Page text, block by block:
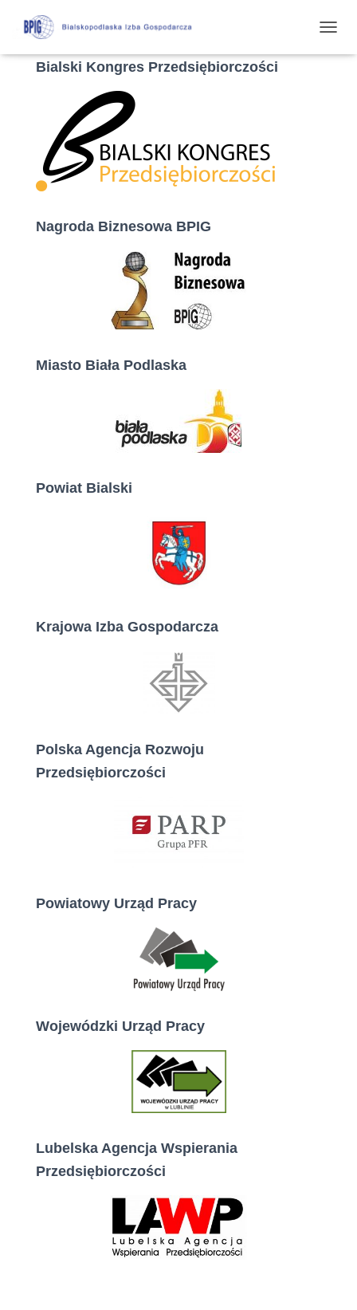
R
Bialski Kongres Przedsiębiorczości
Nagroda Biznesowa BPIG
Miasto Biała Podlaska
Powiat Bialski
Krajowa Izba Gospodarcza
Polska Agencja Rozwoju
Przedsiębiorczości
Powiatowy Urząd Pracy
Wojewódzki Urząd Pracy
Lubelska Agencja Wspierania
Przedsiębiorczości